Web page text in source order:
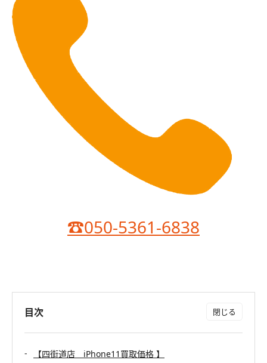
☎050-5361-6838
目次
【四街道店 iPhone11買取価格 】